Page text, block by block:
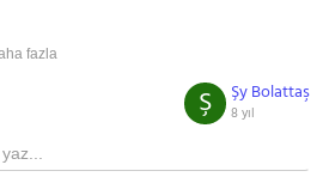
fazla
Şy Bolattaş
8 yıl
Ş